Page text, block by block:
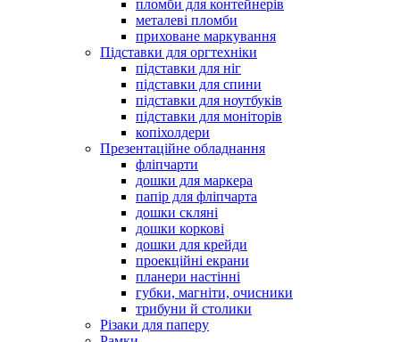
пломби для контейнерів
металеві пломби
приховане маркування
Підставки для оргтехніки
підставки для ніг
підставки для спини
підставки для ноутбуків
підставки для моніторів
копіхолдери
Презентаційне обладнання
фліпчарти
дошки для маркера
папір для фліпчарта
дошки скляні
дошки коркові
дошки для крейди
проекційні екрани
планери настінні
губки, магніти, очисники
трибуни й столики
Різаки для паперу